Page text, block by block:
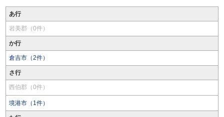
あ行
岩美郡（0件）
か行
倉吉市（2件）
さ行
西伯郡（0件）
境港市（1件）